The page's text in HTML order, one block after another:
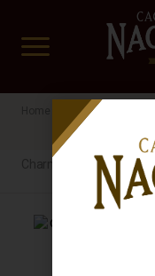
Charmosa de Minas
Charmosa de Minas